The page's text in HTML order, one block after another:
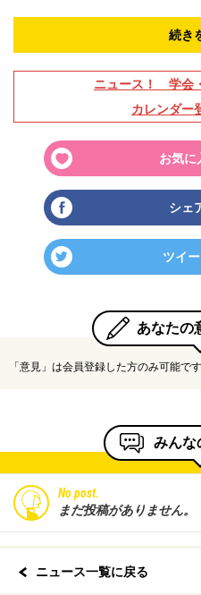
続き
ニュース！ 学会
カレンダー
お気に
シェ
ツイ
あなたの
「意見」は会員登録した方のみ可能です
みんな
No post.
まだ投稿がありません。
ニュース一覧に戻る